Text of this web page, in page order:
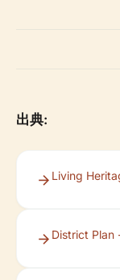
出典:
Living
District Plan